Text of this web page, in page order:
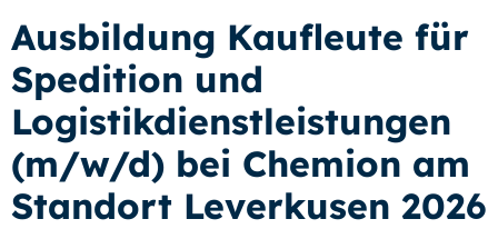
Ausbildung Kaufleute für
Spedition und
Logistikdienstleistungen
(m/w/d) bei Chemion am
Standort Leverkusen 2026